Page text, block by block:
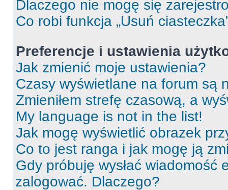
Dlaczego nie mogę się
Co robi funkcja „Usuń
Preferencje i ustawienia
Jak zmienić moje ustawienia?
Czasy wyświetlane na forum są
Zmieniłem strefę czasową, a
My language is not in the list!
Jak mogę wyświetlić obrazek
Co to jest ranga i jak mogę ją
Gdy próbuję wysłać wiadomość
zalogować. Dlaczego?